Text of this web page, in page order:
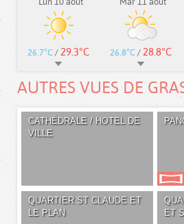
26.7°C / 29.3°C 26.8°C / 28.8°C
AUTRES VUES DE
CATHÉDRALE / HOTEL DE
VILLE
QUARTIER ST CLAUDE ET
LE PLAN
ET